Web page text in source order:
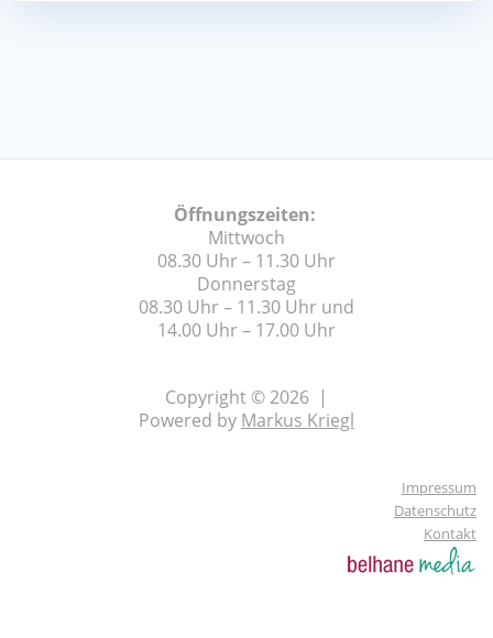
Öffnungszeiten:
Mittwoch
08.30 Uhr – 11.30 Uhr
Donnerstag
08.30 Uhr – 11.30 Uhr und
14.00 Uhr – 17.00 Uhr
Copyright © 2026 |
Powered by Markus Kriegl
Impressum
Datenschutz
Kontakt